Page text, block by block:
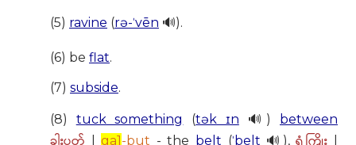
(5) ravine (rə-ˈvēn 🔊).
(6) be flat.
(7) subside.
(8) tuck something (tək ɪn 🔊) between
ga1-but - the belt (ˈbelt 🔊),